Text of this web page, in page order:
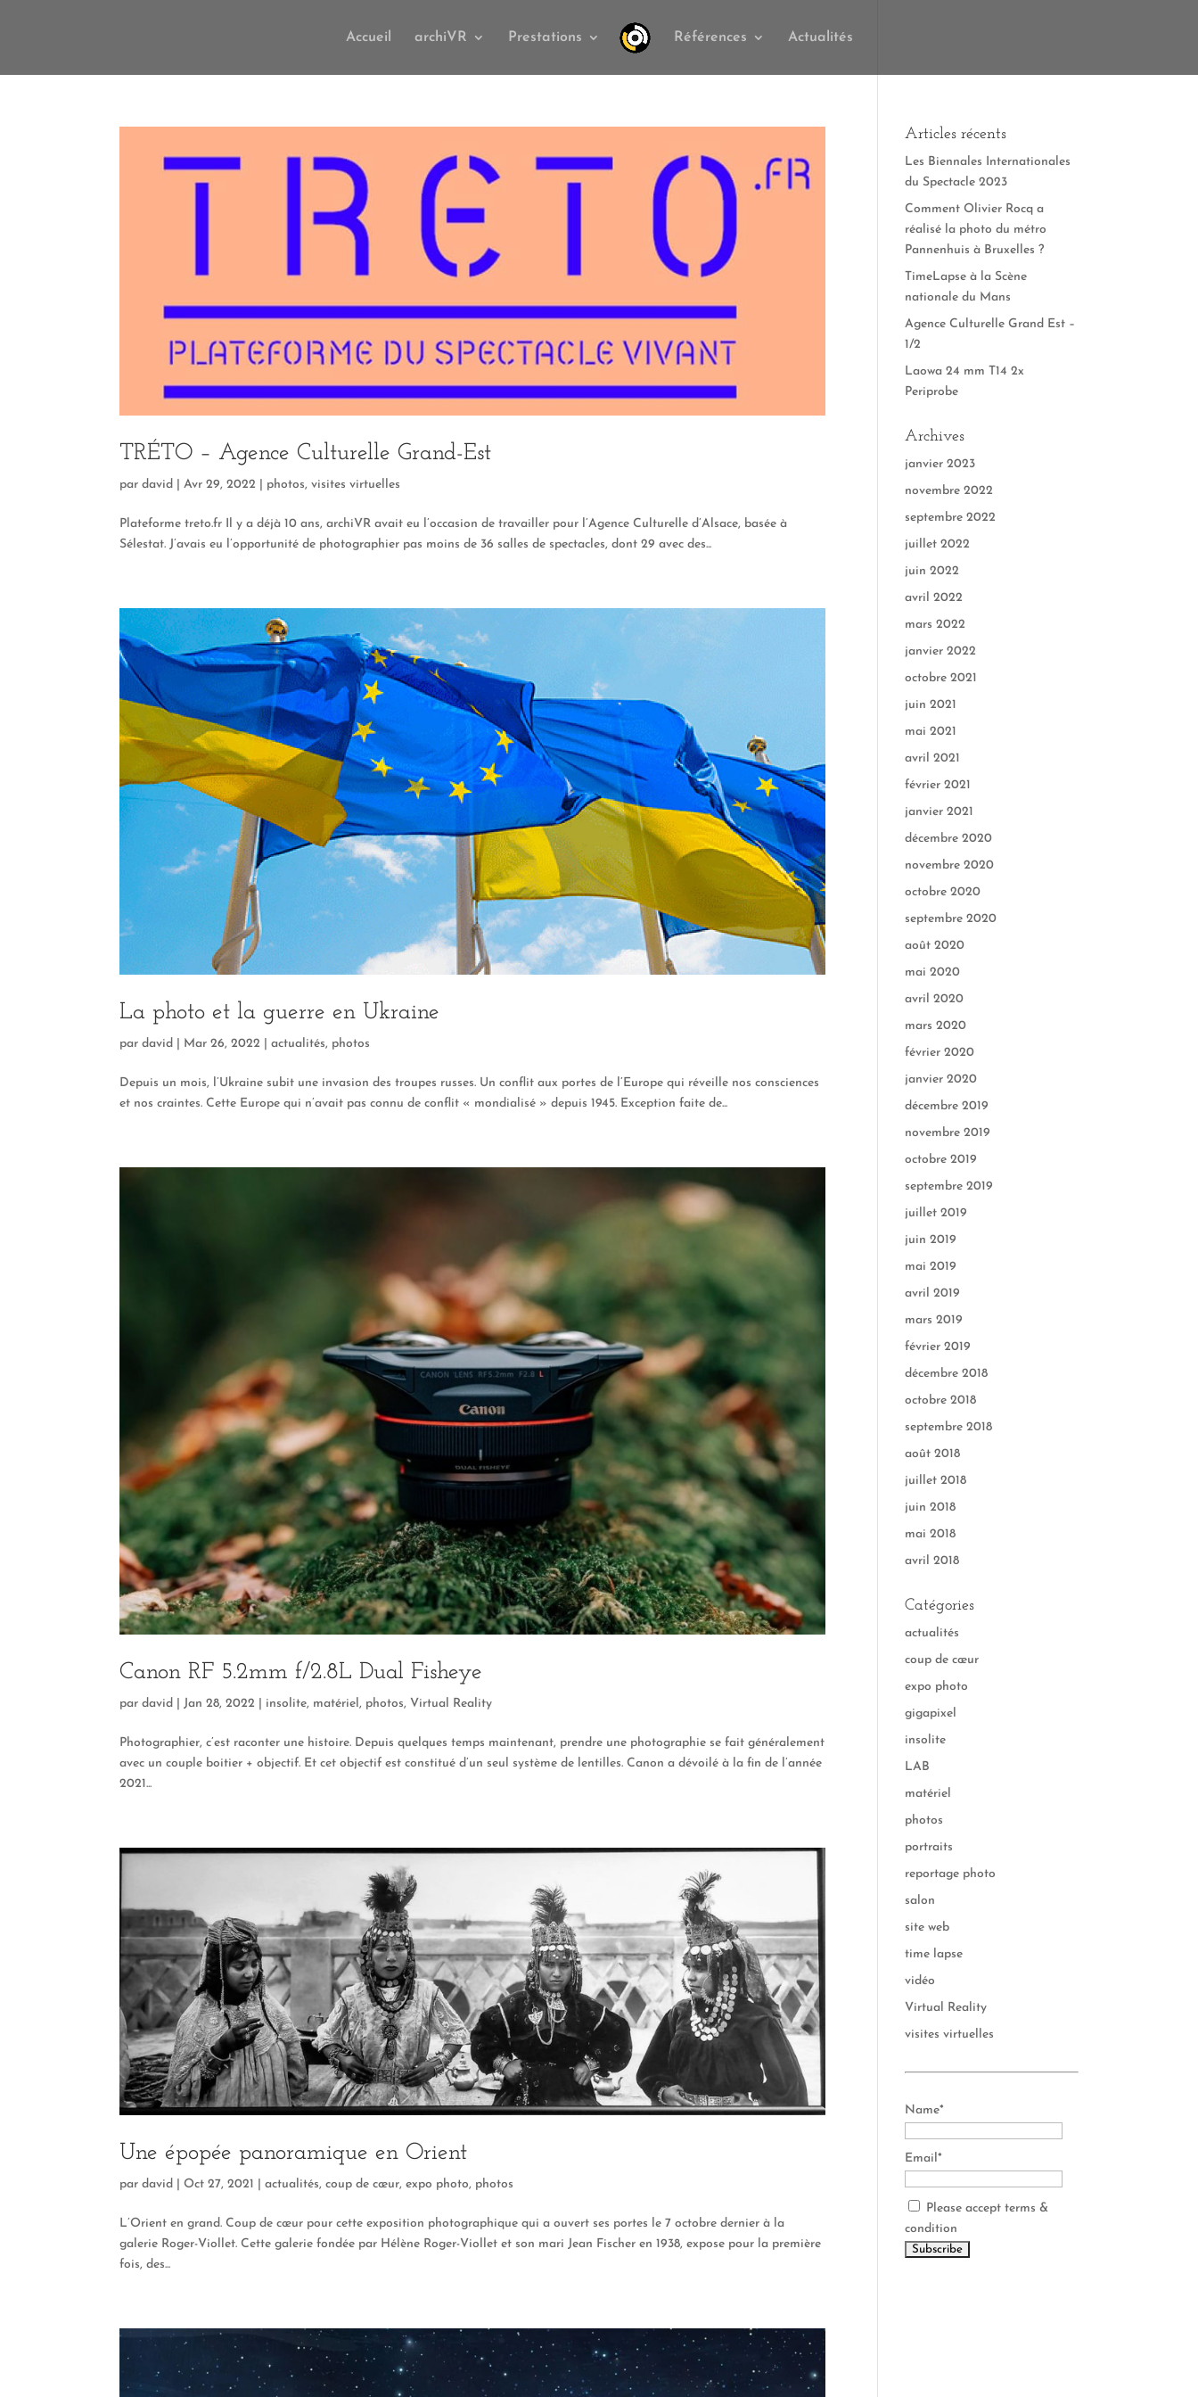
Accueil archiVR Prestations Références Actualités
TRÉTO – Agence Culturelle Grand-Est
pardavid |Avr 29, 2022 photos,visites virtuelles
Plateforme treto.fr Il y a déjà 10 ans, archiVR avait eu l’occasion de travailler pour l’Agence Culturelle d’Alsace, basée à
Sélestat. J’avais eu l’opportunité de photographier pas moins de 36 salles de spectacles, dont 29 avec des...
La photo et la guerre en Ukraine
pardavid Mar 26, 2022 |actualités, photos
Depuis un mois, l’Ukraine subit une invasion des troupes russes. Un conflit aux portes de l’Europe qui réveille nos consciences
et nos craintes. Cette Europe qui n’avait pas connu de conflit « mondialisé » depuis 1945. Exception faite de...
Canon RF 5.2mm f/2.8L Dual Fisheye
pardavid Jan 28, 2022 insolite, matériel, photos, Virtual Reality
Photographier, c’est raconter une histoire. Depuis quelques temps maintenant, prendre une photographie se fait généralement
avec un couple boitier + objectif. Et cet objectif est constitué d’un seul système de lentilles. Canon a dévoilé à la fin de l’année
2021...
Une épopée panoramique en Orient
pardavid |Oct 27, 2021 |actualités,coup de cœur,expo photo, photos
L’Orient en grand. Coup de cœur pour cette exposition photographique qui a ouvert ses portes le 7 octobre dernier à la
galerie Roger-Viollet. Cette galerie fondée par Hélène Roger-Viollet et son mari Jean Fischer en 1938, expose pour la première
fois, des...
Articles récents
Les Biennales Internationales
du Spectacle 2023
Comment Olivier Rocq a
réalisé la photo du métro
Pannenhuis à Bruxelles ?
TimeLapse à la Scène
nationale du Mans
Agence Culturelle Grand Est –
1/2
Laowa 24 mm T14 2x
Periprobe
Archives
janvier 2023
novembre 2022
septembre 2022
juillet 2022
juin 2022
avril 2022
mars 2022
janvier 2022
octobre 2021
juin 2021
mai 2021
avril 2021
février 2021
janvier 2021
décembre 2020
novembre 2020
octobre 2020
septembre 2020
août 2020
mai 2020
avril 2020
mars 2020
février 2020
janvier 2020
décembre 2019
novembre 2019
octobre 2019
septembre 2019
juillet 2019
juin 2019
mai 2019
avril 2019
mars 2019
février 2019
décembre 2018
octobre 2018
septembre 2018
août 2018
juillet 2018
juin 2018
mai 2018
avril 2018
Catégories
actualités
coup de cœur
expo photo
gigapixel
insolite
LAB
matériel
photos
portraits
reportage photo
salon
site web
time lapse
vidéo
Virtual Reality
visites virtuelles
Name*
Email*
Please accept terms &
condition